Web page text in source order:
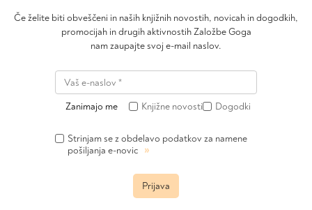
Če želite biti obveščeni in naših knjižnih novostih, novicah in dogodkih,
promocijah in drugih aktivnostih Založbe Goga
nam zaupajte svoj e-mail naslov.
Zanimajo me Knjižne novosti Dogodki
Strinjam se z obdelavo podatkov za namene
pošiljanja e-novic »
Prijava